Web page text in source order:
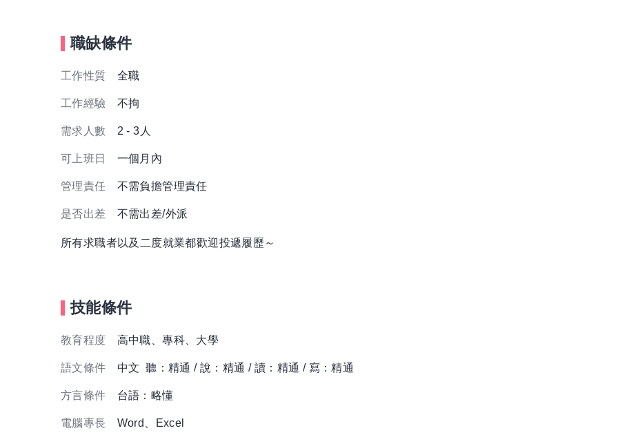
職缺條件
工作性質 全職
工作經驗 不拘
需求人數 2 - 3人
可上班日 一個月內
管理責任 不需負擔管理責任
是否出差 不需出差/外派
所有求職者以及二度就業都歡迎投遞履歷～
技能條件
教育程度 高中職、專科、大學
語文條件 中文 聽：精通 / 說：精通 / 讀：精通 / 寫：精通
方言條件 台語：略懂
電腦專長 Word、Excel